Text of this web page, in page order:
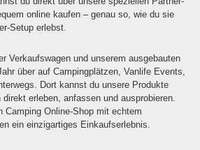
online kaufen – genau so, wie du sie
Setup erlebst.
Verkaufswagen und unserem ausgebauten
über auf Campingplätzen, Vanlife Events,
Dort kannst du unsere Produkte
erleben, anfassen und ausprobieren.
Camping Online-Shop mit echtem
ein einzigartiges Einkaufserlebnis.